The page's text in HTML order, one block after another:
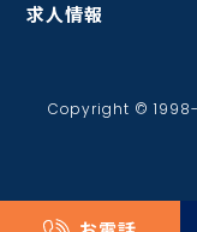
求人情報
Copyright ©